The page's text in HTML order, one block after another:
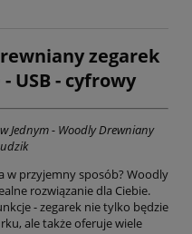
zegarek
USB - cyfrowy
Jednym - Woodly Drewniany
w przyjemny sposób? Woodly
rozwiązanie dla Ciebie.
- zegarek nie tylko będzie
ale także oferuje wiele